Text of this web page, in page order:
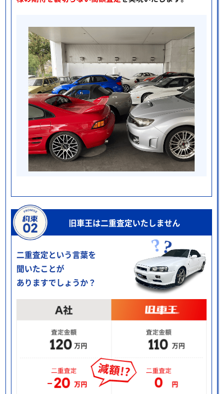
旧車王は二重査定いたしません
二重査定という言葉を
聞いたことが
ありますでしょうか？